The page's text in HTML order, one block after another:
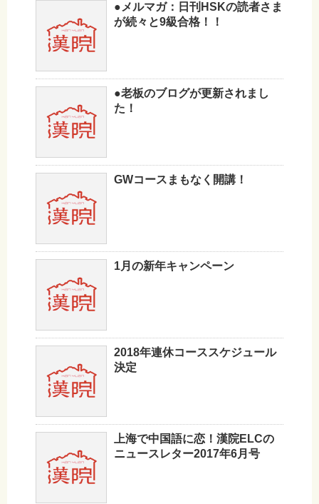
●メルマガ：日刊HSKの読者さま
が続々と9級合格！！
●老板のブログが更新されまし
た！
GWコースまもなく開講！
1月の新年キャンペーン
2018年連休コーススケジュール
決定
上海で中国語に恋！漢院ELCの
ニュースレター2017年6月号